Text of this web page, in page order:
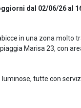
dal 02/06/26 al
in una zona molto
Marisa 23, con
tutte con